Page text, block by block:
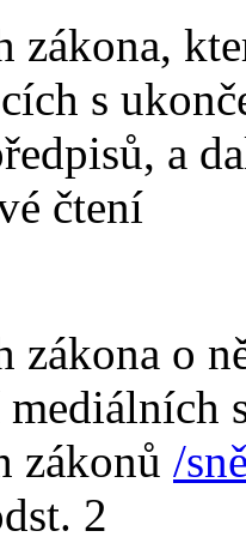
zákona,
s
a
čtení
zákona o
zákonů /
2